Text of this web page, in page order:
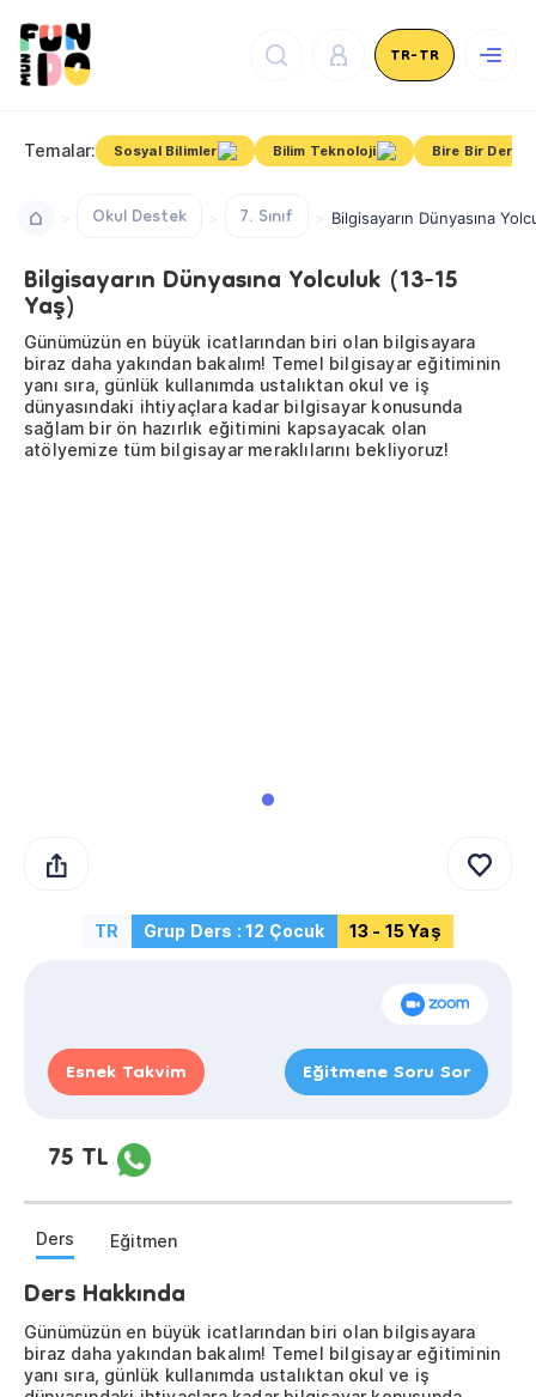
TR-TR
Temalar: Sosyal Bilimler Bilim Teknoloji Bire Bir
Okul Destek 7. Sınıf Bilgisayarın Dünyasına
Bilgisayarın Dünyasına Yolculuk (13-15
Yaş)
Günümüzün en büyük icatlarından biri olan bilgisayara
biraz daha yakından bakalım! Temel bilgisayar eğitiminin
yanı sıra, günlük kullanımda ustalıktan okul ve iş
dünyasındaki ihtiyaçlara kadar bilgisayar konusunda
sağlam bir ön hazırlık eğitimini kapsayacak olan
atölyemize tüm bilgisayar meraklılarını bekliyoruz!
TR Grup Ders : 12 Çocuk 13 - 15 Yaş
Esnek Takvim Eğitmene Soru Sor
75 TL
Ders Eğitmen
Ders Hakkında
Günümüzün en büyük icatlarından biri olan bilgisayara
biraz daha yakından bakalım! Temel bilgisayar eğitiminin
yanı sıra, günlük kullanımda ustalıktan okul ve iş